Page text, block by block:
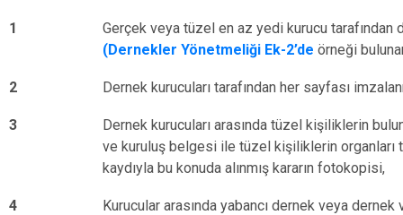
1
Gerçek veya tüzel en az yedi kurucu
(Dernekler Yönetmeliği Ek-2’de örneği
2 Dernek kurucuları tarafından her sayfası
3
Dernek kurucuları arasında tüzel kişiliklerin
ve kuruluş belgesi ile tüzel kişiliklerin
kaydıyla bu konuda alınmış kararın fotokopisi,
4
Kurucular arasında yabancı dernek veya dernek